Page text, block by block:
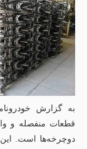
به گزارش
قطعات منفصله و
دوچرخه‌ها است. این